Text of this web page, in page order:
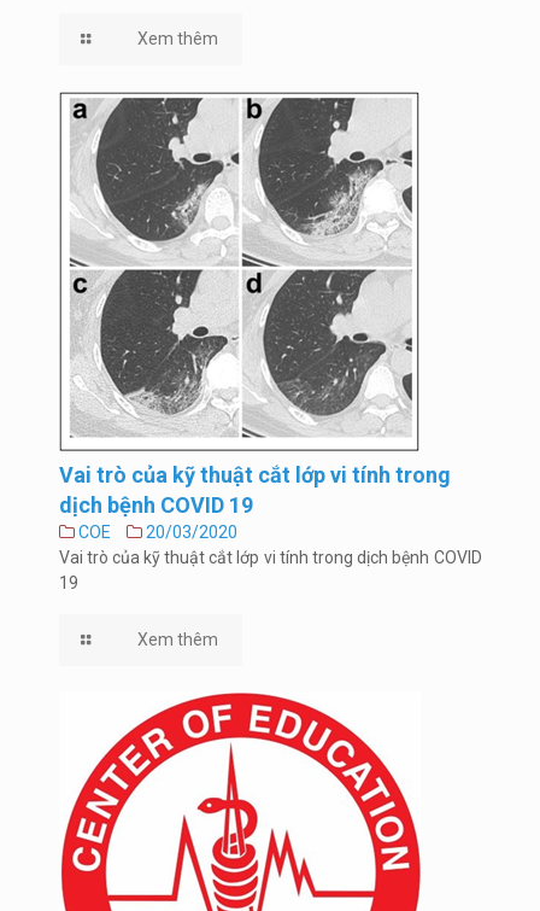
Xem thêm
Vai trò của kỹ thuật cắt lớp vi tính trong
dịch bệnh COVID 19
COE
20/03/2020
Vai trò của kỹ thuật cắt lớp vi tính trong dịch bệnh COVID
19
Xem thêm